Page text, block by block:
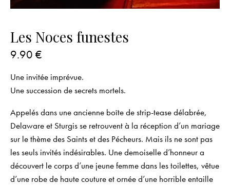
Les Noces funestes
9.90 €
Une invitée imprévue.
Une succession de secrets mortels.
Appelés dans une ancienne boîte de strip-tease délabrée,
Delaware et Sturgis se retrouvent à la réception d’un mariage
sur le thème des Saints et des Pécheurs. Mais ils ne sont pas
les seuls invités indésirables. Une demoiselle d’honneur a
découvert le corps d’une jeune femme dans les toilettes, vêtue
d’une robe de haute couture et ornée d’une horrible entaille